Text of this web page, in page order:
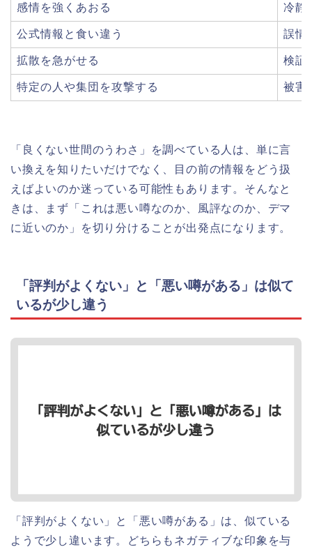
感情を強くあおる 冷静
公式情報と食い違う 誤情
拡散を急がせる 検証
特定の人や集団を攻撃する 被害
「良くない世間のうわさ」を調べている人は、単に言
い換えを知りたいだけでなく、目の前の情報をどう扱
えばよいのか迷っている可能性もあります。そんなと
きは、まず「これは悪い噂なのか、風評なのか、デマ
に近いのか」を切り分けることが出発点になります。
「評判がよくない」と「悪い噂がある」は似て
いるが少し違う
「評判がよくない」と「悪い噂がある」は、似ている
ようで少し違います。どちらもネガティブな印象を与